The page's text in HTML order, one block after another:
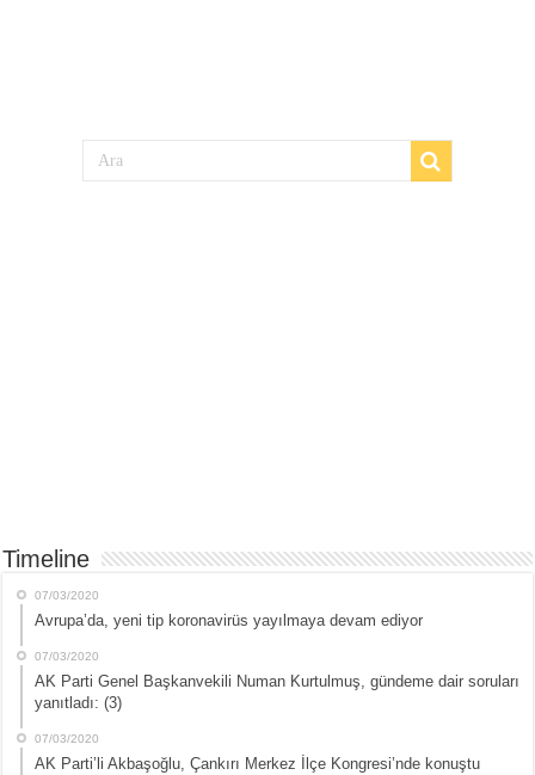
Timeline
07/03/2020
Avrupa’da, yeni tip koronavirüs yayılmaya devam ediyor
07/03/2020
AK Parti Genel Başkanvekili Numan Kurtulmuş, gündeme dair soruları
yanıtladı: (3)
07/03/2020
AK Parti’li Akbaşoğlu, Çankırı Merkez İlçe Kongresi’nde konuştu